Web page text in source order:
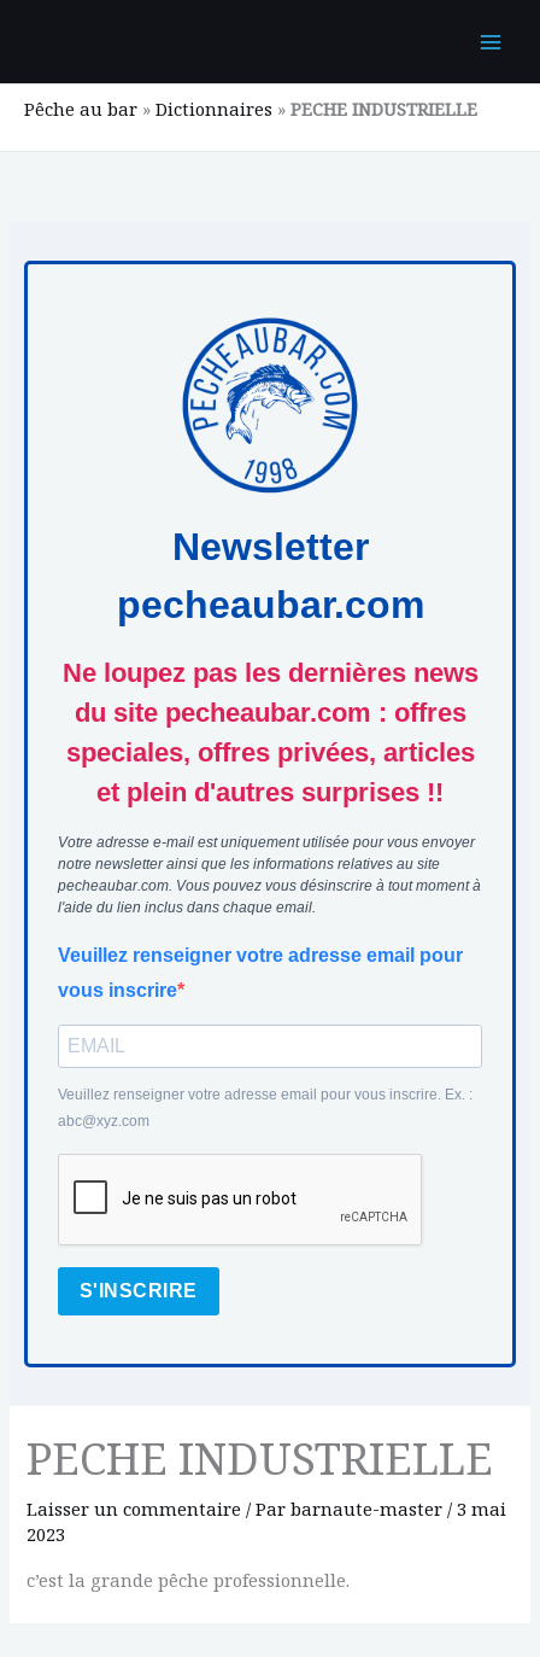
contenu
Pêche au bar » Dictionnaires » PECHE INDUSTRIELLE
Newsletter
pecheaubar.com
Ne loupez pas les dernières news
du site pecheaubar.com : offres
speciales, offres privées, articles
et plein d'autres surprises !!
Votre adresse e-mail est uniquement utilisée pour vous envoyer
notre newsletter ainsi que les informations relatives au site
pecheaubar.com. Vous pouvez vous désinscrire à tout moment à
l'aide du lien inclus dans chaque email.
Veuillez renseigner votre adresse email pour
vous inscrire
Veuillez renseigner votre adresse email pour vous inscrire. Ex. :
abc@xyz.com
S'INSCRIRE
PECHE INDUSTRIELLE
Laisser un commentaire / Parbarnaute-master/3 mai
2023
c’est la grande pêche professionnelle.